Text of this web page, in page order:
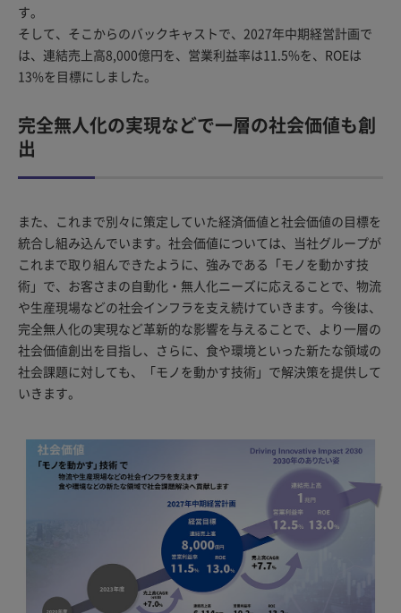
す。
そして、そこからのバックキャストで、2027年中期経営計画で
は、連結売上高8,000億円を、営業利益率は11.5%を、ROEは
13%を目標にしました。
完全無人化の実現などで一層の社会価値も創
出
また、これまで別々に策定していた経済価値と社会価値の目標を
統合し組み込んでいます。社会価値については、当社グループが
これまで取り組んできたように、強みである「モノを動かす技
術」で、お客さまの自動化・無人化ニーズに応えることで、物流
や生産現場などの社会インフラを支え続けていきます。今後は、
完全無人化の実現など革新的な影響を与えることで、より一層の
社会価値創出を目指し、さらに、食や環境といった新たな領域の
社会課題に対しても、「モノを動かす技術」で解決策を提供して
いきます。